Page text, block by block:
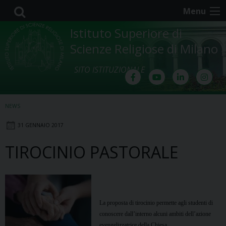
Skip
content
Menu
Istituto Superiore di
Scienze Religiose di Milano
SITO ISTITUZIONALE
NEWS
31 GENNAIO 2017
TIROCINIO PASTORALE
La proposta di tirocinio permette agli studenti di
conoscere dall’interno alcuni ambiti dell’azione